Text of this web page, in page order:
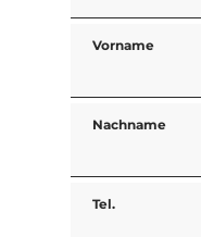
Vorname
Nachname
Tel.